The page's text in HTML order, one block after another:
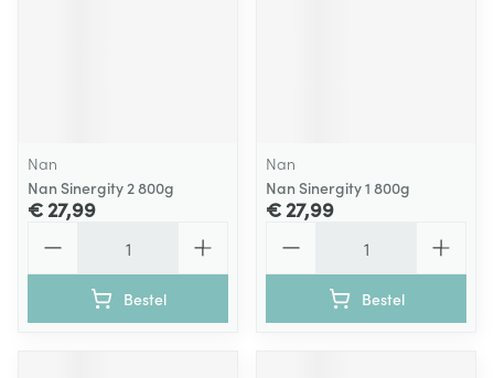
Nan
Nan Sinergity 2 800g
€ 27,99
Bestel
Nan
Nan Sinergity 1 800g
€ 27,99
Bestel